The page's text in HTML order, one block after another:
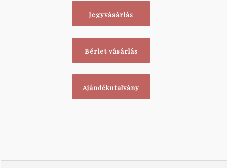
Jegyvásárlás
Bérlet vásárlás
Ajándékutalvány